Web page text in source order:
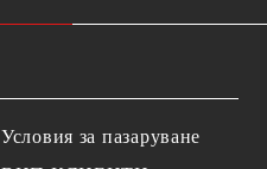
Условия за пазаруване